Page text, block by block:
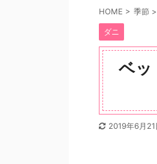
HOME > 季節 >
ダニ
ベッ
2019年6月21